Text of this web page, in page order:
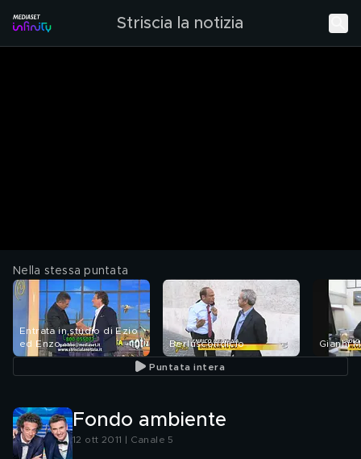
Striscia la notizia
Nella stessa puntata
Entrata in studio di Ezio
ed Enzo
Berluscondicio Gianni
Puntata intera
Fondo ambiente
12 ott 2011 | Canale 5